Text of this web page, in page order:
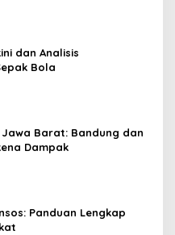
dan Analisis
Bola
Jawa Barat: Bandung dan
Dampak
Panduan Lengkap